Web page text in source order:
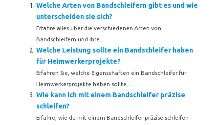
Welche Arten von Bandschleifern gibt es und wie
unterscheiden sie sich?
Erfahre alles über die verschiedenen Arten von
Bandschleifern und ihre...
Welche Leistung sollte ein Bandschleifer haben
für Heimwerkerprojekte?
Erfahren Sie, welche Eigenschaften ein Bandschleifer für
Heimwerkerprojekte haben sollte....
Wie kann ich mit einem Bandschleifer präzise
schleifen?
Erfahre, wie du mit einem Bandschleifer präzise schleifen